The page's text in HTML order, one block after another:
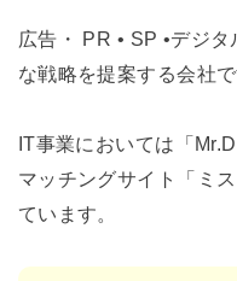
広告・ PR • SP •デジ
な戦略を提案する会社で
IT事業においては「
マッチングサイト「ミ
ています。